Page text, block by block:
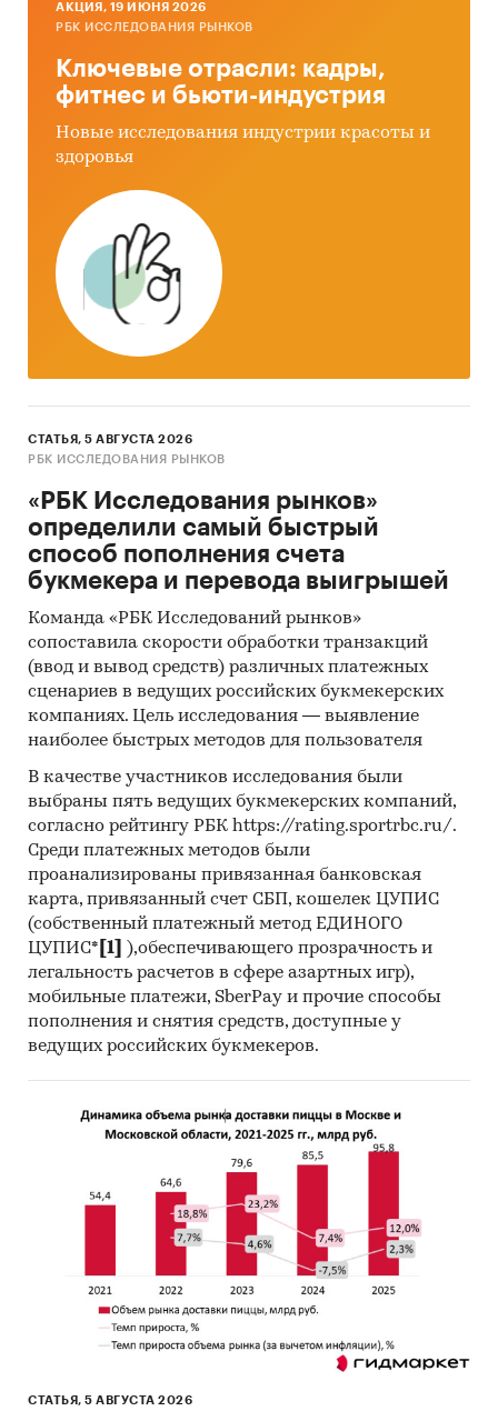
AКЦИЯ, 19 ИЮНЯ 2026
РБК ИССЛЕДОВАНИЯ РЫНКОВ
Ключевые отрасли: кадры,
фитнес и бьюти-индустрия
Новые исследования индустрии красоты и
здоровья
СТАТЬЯ, 5 АВГУСТА 2026
РБК ИССЛЕДОВАНИЯ РЫНКОВ
«РБК Исследования рынков»
определили самый быстрый
способ пополнения счета
букмекера и перевода выигрышей
Команда «РБК Исследований рынков»
сопоставила скорости обработки транзакций
(ввод и вывод средств) различных платежных
сценариев в ведущих российских букмекерских
компаниях. Цель исследования — выявление
наиболее быстрых методов для пользователя
В качестве участников исследования были
выбраны пять ведущих букмекерских компаний,
согласно рейтингу РБК https://rating.sportrbc.ru/.
Среди платежных методов были
проанализированы привязанная банковская
карта, привязанный счет СБП, кошелек ЦУПИС
(собственный платежный метод ЕДИНОГО
ЦУПИС* [1]
),обеспечивающего прозрачность и
легальность расчетов в сфере азартных игр),
мобильные платежи, SberPay и прочие способы
пополнения и снятия средств, доступные у
ведущих российских букмекеров.
СТАТЬЯ, 5 АВГУСТА 2026